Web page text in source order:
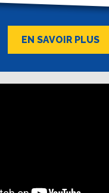
EN SAVOIR PLUS